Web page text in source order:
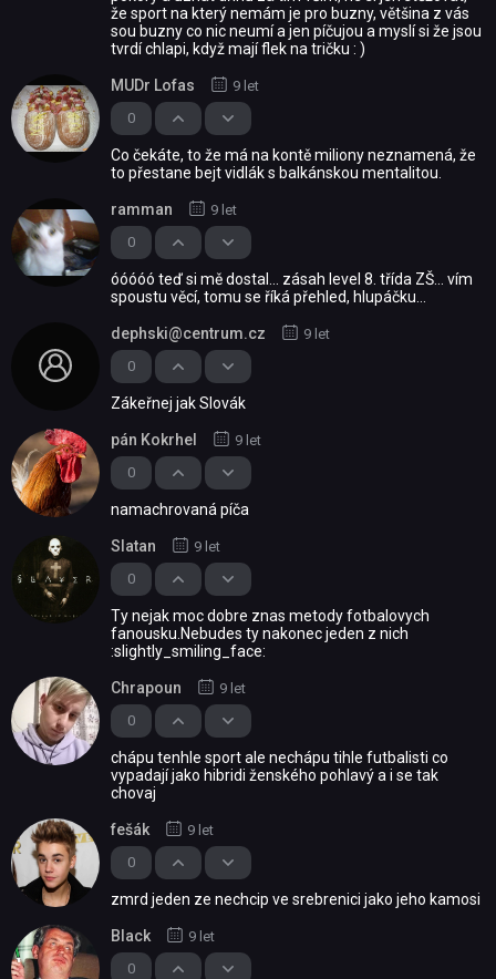
že sport na který nemám je pro buzny, většina z vás
sou buzny co nic neumí a jen píčujou a myslí si že jsou
tvrdí chlapi, když mají flek na tričku : )
0
MUDr Lofas 9 let
Co čekáte, to že má na kontě miliony neznamená, že
to přestane bejt vidlák s balkánskou mentalitou.
0
ramman 9 let
óóóóó teď si mě dostal... zásah level 8. třída ZŠ... vím
spoustu věcí, tomu se říká přehled, hlupáčku...
0
dephski@centrum.cz 9 let
Zákeřnej jak Slovák
0
pán Kokrhel 9 let
namachrovaná píča
0
Slatan 9 let
Ty nejak moc dobre znas metody fotbalovych
fanousku.Nebudes ty nakonec jeden z nich
:slightly_smiling_face:
0
Chrapoun 9 let
chápu tenhle sport ale nechápu tihle futbalisti co
vypadají jako hibridi ženského pohlavý a i se tak
chovaj
0
fešák 9 let
zmrd jeden ze nechcip ve srebrenici jako jeho kamosi
0
Black 9 let